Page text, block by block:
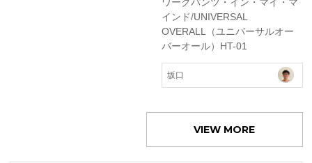
インド/UNIVERSAL
OVERALL（ユニバーサルオー
バーオール）HT-01
坂口
VIEW MORE